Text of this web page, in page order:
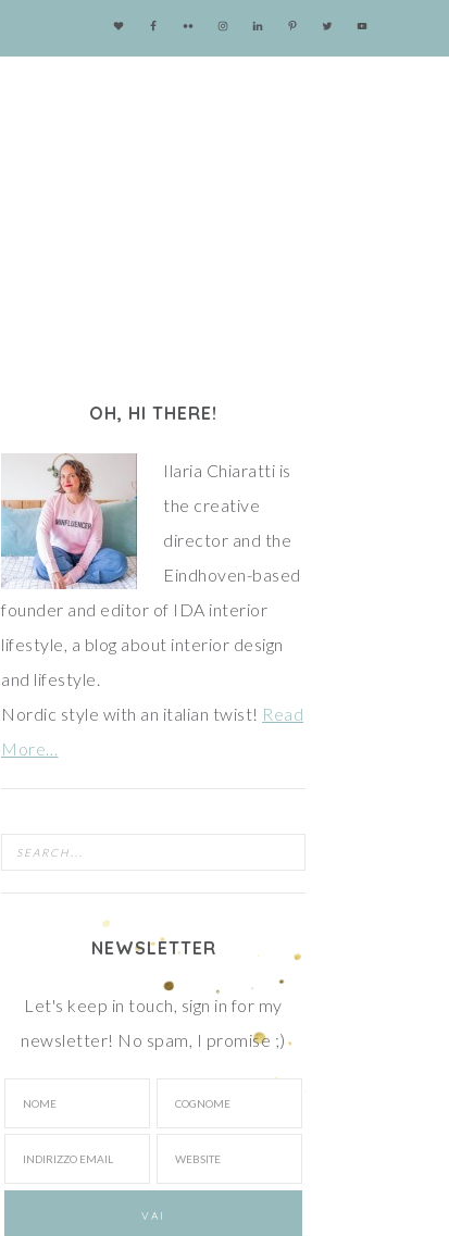
OH, HI THERE!
Ilaria Chiaratti is
the creative
director and the
Eindhoven-based
founder and editor of IDA interior
lifestyle, a blog about interior design
and lifestyle.
Nordic style with an italian twist! Read
More…
NEWSLETTER
Let's keep in touch, sign in for my
newsletter! No spam, I promise ;)